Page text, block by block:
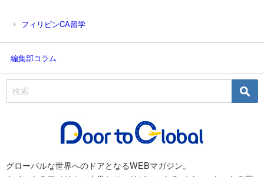
フィリピンCA留学
編集部コラム
グローバルな世界へのドアとなるWEBマガジン。